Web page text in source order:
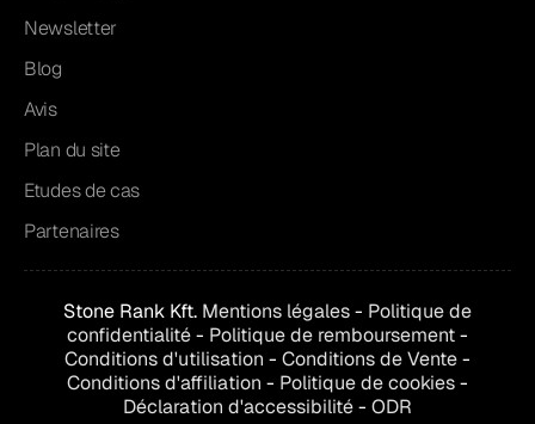
Newsletter
Blog
Avis
Plan du site
Etudes de cas
Partenaires
Stone Rank Kft. Mentions légales- Politique de
confidentialité- Politique de remboursement-
Conditions d'utilisation - Conditions deVente-
Conditions d'affiliation - Politique de cookies-
Déclaration d'accessibilité- ODR